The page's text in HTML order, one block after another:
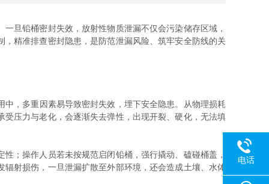
铅桶密封失效，放射性物质泄漏不仅会污染储存区域，
精准排查密封隐患，是防范泄漏风险、筑牢安全防线的关
，多重因素易导致密封失效，埋下安全隐患。从物理损耗
压力与老化，会逐渐失去弹性，出现开裂、硬化，无法填
操作人员若未按规范启闭铅桶，强行撬动、磕碰桶盖，
射损伤，一旦泄漏扩散至外部环境，还会造成土壤、水体
电话